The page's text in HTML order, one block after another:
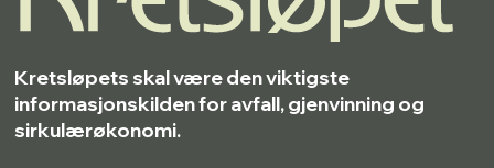
Kretsløpets skal være den viktigste
informasjonskilden for avfall, gjenvinning og
sirkulærøkonomi.